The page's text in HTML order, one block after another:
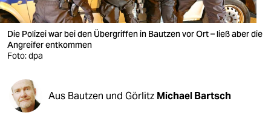
verlag
veranstaltungen
fragen & hilfe
Die Polizei war bei den Übergriffen in Bautzen vor Ort – ließ aber die
Angreifer entkommen
Foto: dpa
Aus Bautzen und Görlitz Michael Bartsch